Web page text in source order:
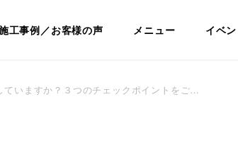
専門店｜ディテール・リノ
工事例／お客様の声 メニュー イベン
ていますか？３つのチェックポイントをご…